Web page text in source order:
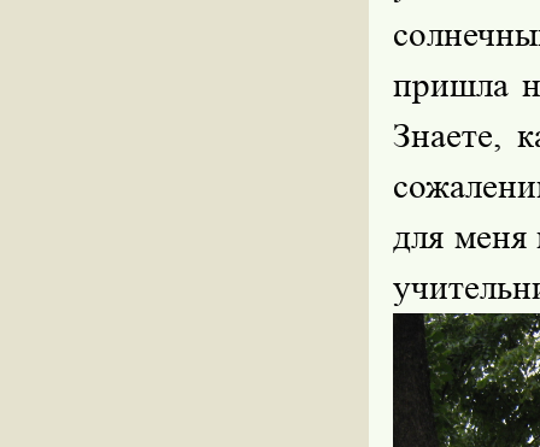
пришла
Знаете,
для меня